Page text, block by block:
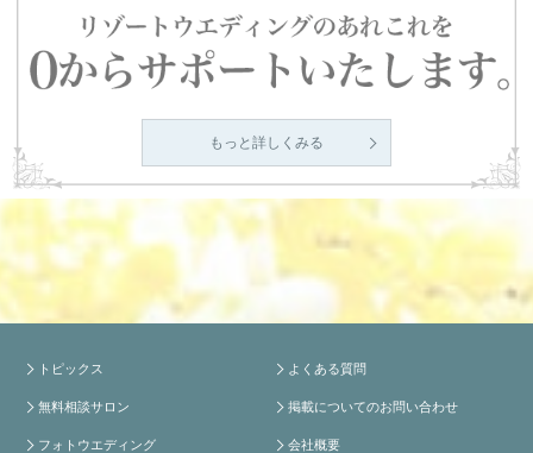
もっと詳しくみる
トピックス
無料相談サロン
フォトウエディング
よくある質問
掲載についてのお問い合わせ
会社概要